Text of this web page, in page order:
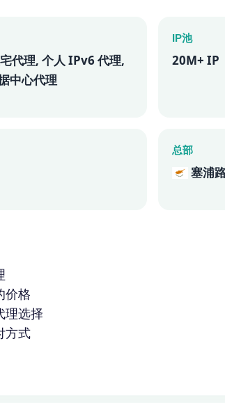
代理, 个人 IPv6 代理,
中心代理
IP池
20M+ IP
总部
塞浦
价格
理选择
方式